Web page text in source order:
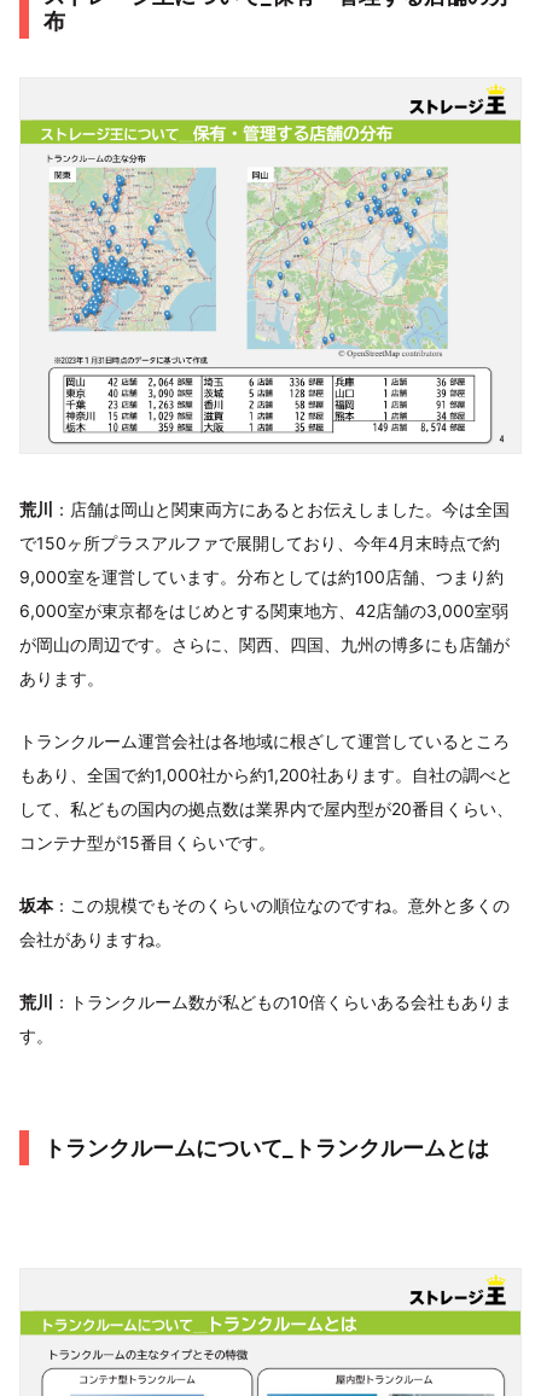
布
荒川
：店舗は岡山と関東両方にあるとお伝えしました。今は全国
で150ヶ所プラスアルファで展開しており、今年4月末時点で約
9,000室を運営しています。分布としては約100店舗、つまり約
6,000室が東京都をはじめとする関東地方、42店舗の3,000室弱
が岡山の周辺です。さらに、関西、四国、九州の博多にも店舗が
あります。
トランクルーム運営会社は各地域に根ざして運営しているところ
もあり、全国で約1,000社から約1,200社あります。自社の調べと
して、私どもの国内の拠点数は業界内で屋内型が20番目くらい、
コンテナ型が15番目くらいです。
坂本 ：この規模でもそのくらいの順位なのですね。意外と多くの
会社がありますね。
荒川
：トランクルーム数が私どもの10倍くらいある会社もありま
す。
トランクルームについて_トランクルームとは